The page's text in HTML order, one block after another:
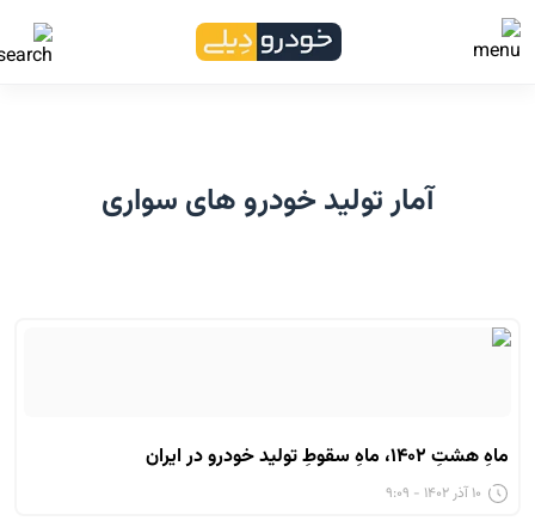
آمار تولید خودرو های سواری
ماهِ هشتِ ۱۴۰۲، ماهِ سقوطِ تولید خودرو در ایران
۱۰ آذر ۱۴۰۲ - ۹:۰۹